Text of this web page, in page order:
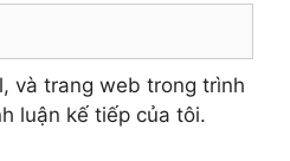
và trang web trong trình
luận kế tiếp của tôi.